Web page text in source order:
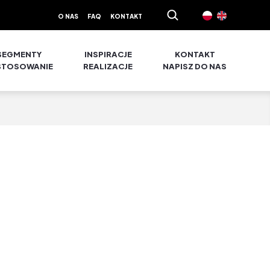
O NAS FAQ KONTAKT
INSPIRACJE
REALIZACJE
KONTAKT
NAPISZ DO NAS